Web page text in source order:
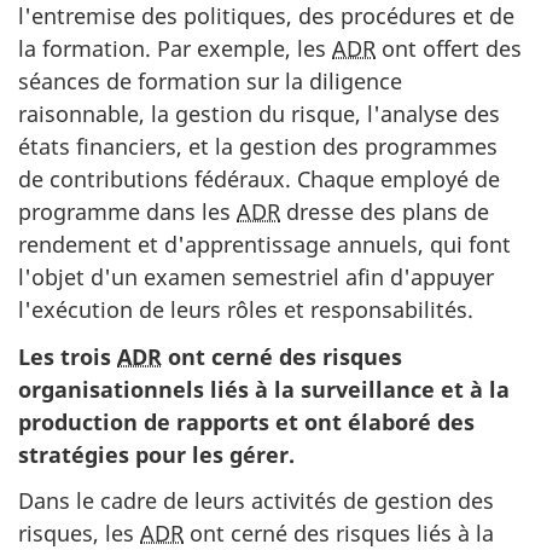
l'entremise des politiques, des procédures et de
la formation. Par exemple, les ADR ont offert des
séances de formation sur la diligence
raisonnable, la gestion du risque, l'analyse des
états financiers, et la gestion des programmes
de contributions fédéraux. Chaque employé de
programme dans les ADR dresse des plans de
rendement et d'apprentissage annuels, qui font
l'objet d'un examen semestriel afin d'appuyer
l'exécution de leurs rôles et responsabilités.
Les trois ADR ont cerné des risques
organisationnels liés à la surveillance et à la
production de rapports et ont élaboré des
stratégies pour les gérer.
Dans le cadre de leurs activités de gestion des
risques, les ADR ont cerné des risques liés à la